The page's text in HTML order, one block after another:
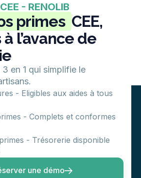
- RENOLIB
primes CEE,
l’avance de
en 1 qui simplifie le
- Eligibles aux aides à tous
- Complets et conformes
- Trésorerie disponible
une démo